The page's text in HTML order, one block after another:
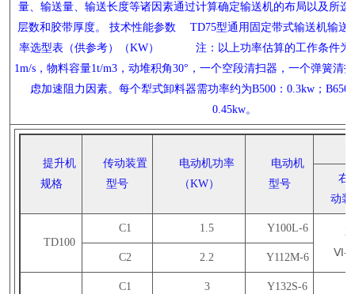
量、输送量、输送长度等诸因素通过计算确定输送机的布局以及所
层数和胶带厚度。 技术性能参数 TD75型通用固定带式输送机输送
率选型表（供参考）（KW） 注：以上功率估算的工作条件为
1m/s，物料容量1t/m3，动堆积角30°，一个空段清扫器，一个弹簧清
虑加速阻力因素。每个犁式卸料器需功率约为B500：0.3kw；B650
0.45kw。
提升机
规格
传动装置
型号
电动机功率
（KW）
电动机
型号
右
动装
TD100
C1 1.5 Y100L-6
Ⅵ-
C2 2.2 Y112M-6
C1 3
Y132S-6